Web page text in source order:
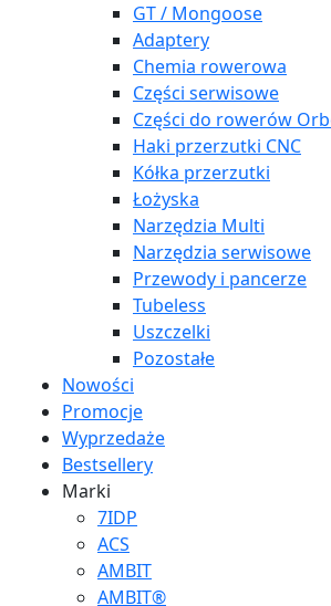
GT / Mongoose
Adaptery
Chemia rowerowa
Części serwisowe
Części do rowerów
Haki przerzutki CNC
Kółka przerzutki
Łożyska
Narzędzia Multi
Narzędzia serwisowe
Przewody i pancerze
Tubeless
Uszczelki
Pozostałe
Nowości
Promocje
Wyprzedaże
Bestsellery
Marki
7IDP
ACS
AMBIT
AMBIT®